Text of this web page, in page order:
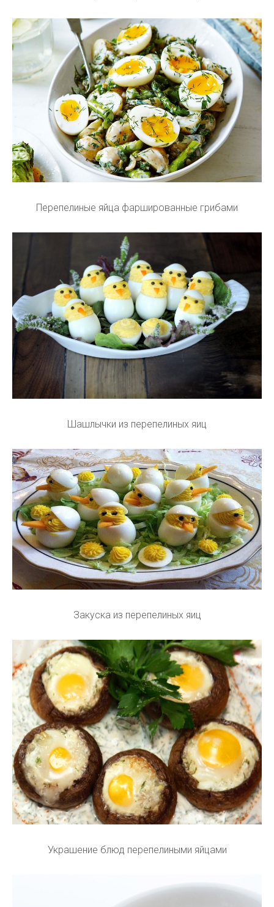
Перепелиные яйца фаршированные грибами
Шашлычки из перепелиных яиц
Закуска из перепелиных яиц
Украшение блюд перепелиными яйцами